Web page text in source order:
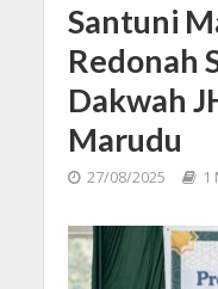
Santuni
Redonah
Dakwah
Marudu
27/08/2025 1